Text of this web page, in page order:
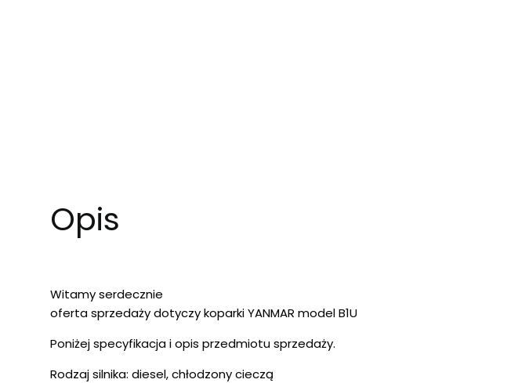
Opis
Witamy serdecznie
oferta sprzedaży dotyczy koparki YANMAR model B1U
Poniżej specyfikacja i opis przedmiotu sprzedaży.
Rodzaj silnika: diesel, chłodzony cieczą